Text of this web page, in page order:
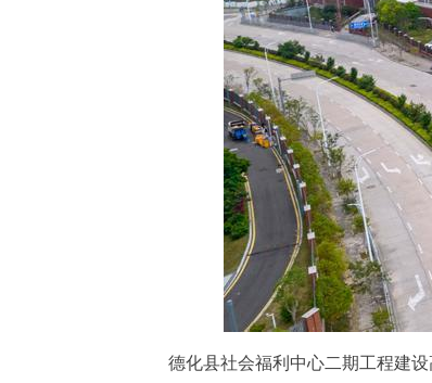
德化县社会福利中心二期工程建